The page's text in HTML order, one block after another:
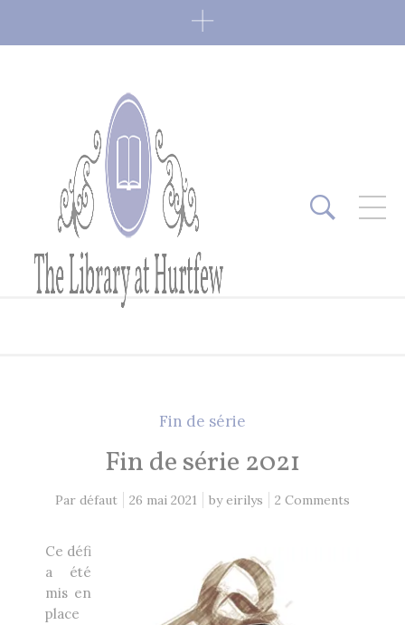
Fin de série 2022
7 janvier 2022 0 Comments
Lectures 2022
6 janvier 2022 0 Comments
Lectures 2021
2 Comments
8 décembre 2020 1 Comment
EN CE MOMENT, JE LIS…
Fin de série
Fin de série 2021
Par défaut 26 mai 2021 byeirilys 2 Comments
Ce défi
a été
mis en
place